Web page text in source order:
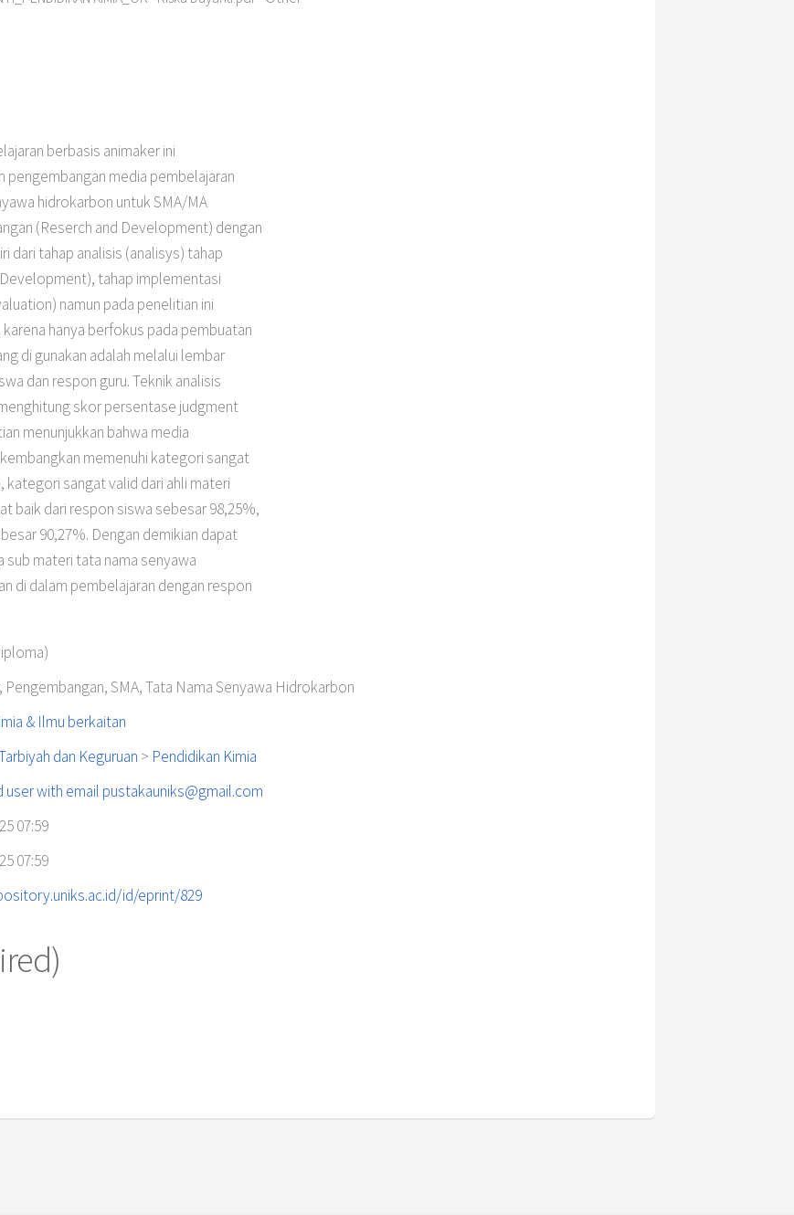
berbasis animaker ini
pengembangan media pembelajaran
hidrokarbon untuk SMA/MA
(Reserch and Development) dengan
dari tahap analisis (analisys) tahap
tahap implementasi
namun pada penelitian ini
hanya berfokus pada pembuatan
di gunakan adalah melalui lembar
dan respon guru. Teknik analisis
skor persentase judgment
menunjukkan bahwa media
memenuhi kategori sangat
kategori sangat valid dari ahli materi
baik dari respon siswa sebesar 98,25%,
90,27%. Dengan demikian dapat
sub materi tata nama senyawa
di dalam pembelajaran dengan respon
Pengembangan, SMA, Tata Nama Senyawa Hidrokarbon
& Ilmu berkaitan
dan Keguruan > Pendidikan Kimia
user with email pustakauniks@gmail.com
07:59
07:59
id/eprint/829